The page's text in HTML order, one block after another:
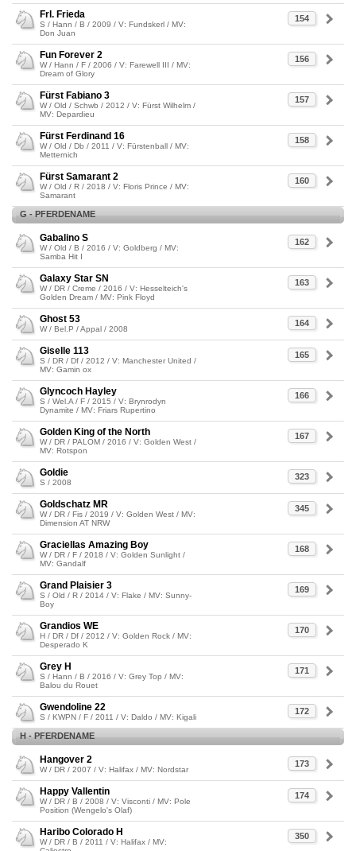
154
Frl. Frieda
S / Hann / B / 2009 / V: Fundskerl / MV:
Don Juan
156
Fun Forever 2
W / Hann / F / 2006 / V: Farewell III / MV:
Dream of Glory
157
Fürst Fabiano 3
W / Old / Schwb / 2012 / V: Fürst Wilhelm /
MV: Depardieu
158
Fürst Ferdinand 16
W / Old / Db / 2011 / V: Fürstenball / MV:
Metternich
160
Fürst Samarant 2
W / Old / R / 2018 / V: Floris Prince / MV:
Samarant
G - PFERDENAME
162
Gabalino S
W / Old / B / 2016 / V: Goldberg / MV:
Samba Hit I
163
Galaxy Star SN
W / DR / Creme / 2016 / V: Hesselteich's
Golden Dream / MV: Pink Floyd
164
Ghost 53
W / Bel.P / Appal / 2008
165
Giselle 113
S / DR / Df / 2012 / V: Manchester United /
MV: Gamin ox
166
Glyncoch Hayley
S / Wel.A / F / 2015 / V: Brynrodyn
Dynamite / MV: Friars Rupertino
167
Golden King of the North
W / DR / PALOM / 2016 / V: Golden West /
MV: Rotspon
323
Goldie
S / 2008
345
Goldschatz MR
W / DR / Fis / 2019 / V: Golden West / MV:
Dimension AT NRW
168
Graciellas Amazing Boy
W / DR / F / 2018 / V: Golden Sunlight /
MV: Gandalf
169
Grand Plaisier 3
S / Old / R / 2014 / V: Flake / MV: Sunny-
Boy
170
Grandios WE
H / DR / Df / 2012 / V: Golden Rock / MV:
Desperado K
171
Grey H
S / Hann / B / 2016 / V: Grey Top / MV:
Balou du Rouet
172
Gwendoline 22
S / KWPN / F / 2011 / V: Daldo / MV: Kigali
H - PFERDENAME
173
Hangover 2
W / DR / 2007 / V: Halifax / MV: Nordstar
174
Happy Vallentin
W / DR / B / 2008 / V: Visconti / MV: Pole
Position (Wengelo's Olaf)
350
Haribo Colorado H
W / DR / B / 2011 / V: Halifax / MV: